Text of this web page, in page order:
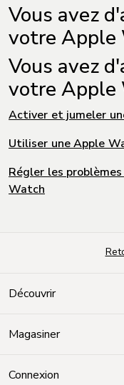
Vous avez
votre Apple
Vous avez
votre Apple
Activer et jumeler
Utiliser une Apple
Régler les
Watch
Découvrir
Magasiner
Connexion